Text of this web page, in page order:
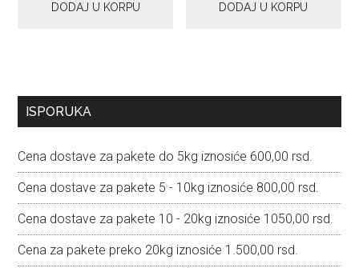
DODAJ U KORPU DODAJ U KORPU
Primary
ISPORUKA
Cena dostave za pakete do 5kg iznosiće 600,00 rsd.
Cena dostave za pakete 5 - 10kg iznosiće 800,00 rsd.
Cena dostave za pakete 10 - 20kg iznosiće 1050,00 rsd.
Cena za pakete preko 20kg iznosiće 1.500,00 rsd.